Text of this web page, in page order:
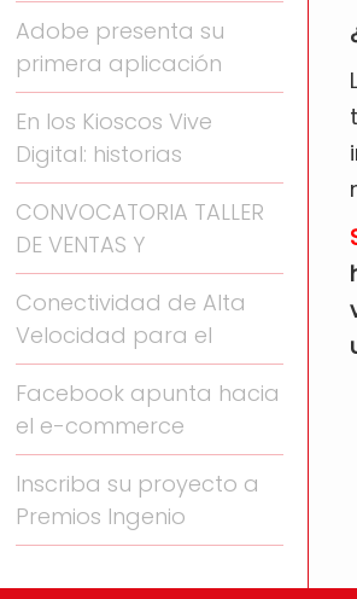
Adobe presenta su
primera aplicación
En los Kioscos Vive
Digital: historias
CONVOCATORIA TALLER
DE VENTAS Y
Conectividad de Alta
Velocidad para el
Facebook apunta hacia
el e-commerce
Inscriba su proyecto a
Premios Ingenio